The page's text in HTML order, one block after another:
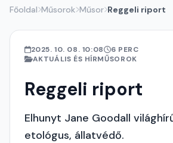
Főoldal Műsorok Műsor Reggeli riport
2025. 10. 08. 10:08
6 PERC
AKTUÁLIS ÉS HÍRMŰSOROK
Reggeli riport
Elhunyt Jane Goodall
etológus, állatvédő.